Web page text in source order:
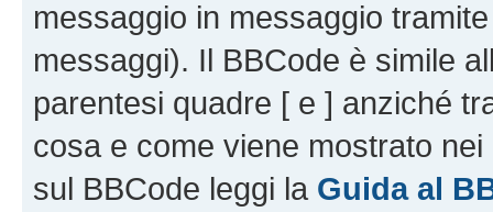
messaggio in messaggio
messaggi). Il BBCode è simile
parentesi quadre [ e ] anziché
cosa e come viene mostrato
sul BBCode leggi la Guida al